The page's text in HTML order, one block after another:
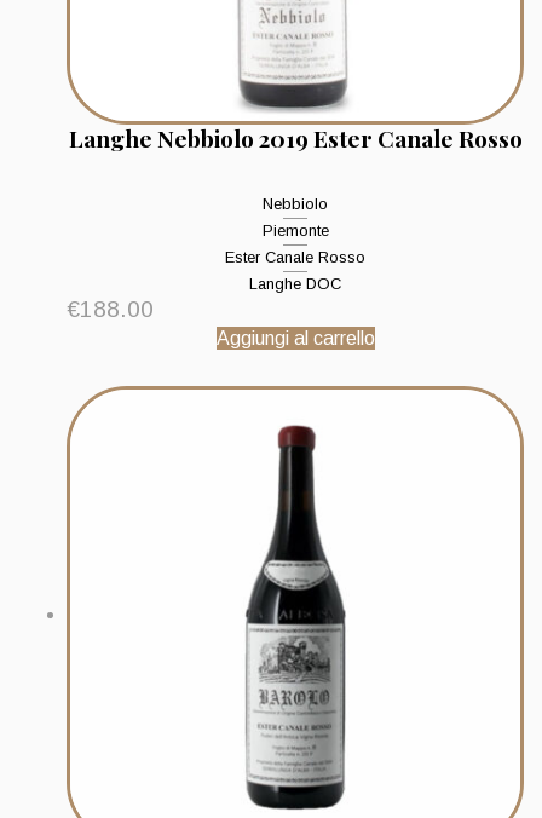
Langhe Nebbiolo 2019 Ester Canale Rosso
Nebbiolo
Piemonte
Ester Canale Rosso
Langhe DOC
€188.00
Aggiungi al carrello